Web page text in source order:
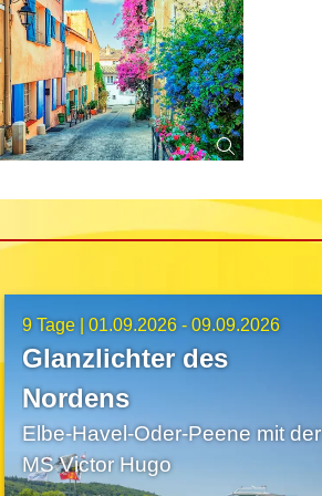
9 Tage | 01.09.2026 - 09.09.2026
Glanzlichter des
Nordens
Elbe-Havel-Oder-Peene mit der
MS Victor Hugo